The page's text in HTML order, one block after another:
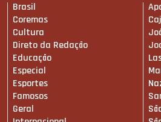
Brasil
Coremas
Cultura
Direto da Redação
Educação
Especial
Esportes
Famosos
Geral